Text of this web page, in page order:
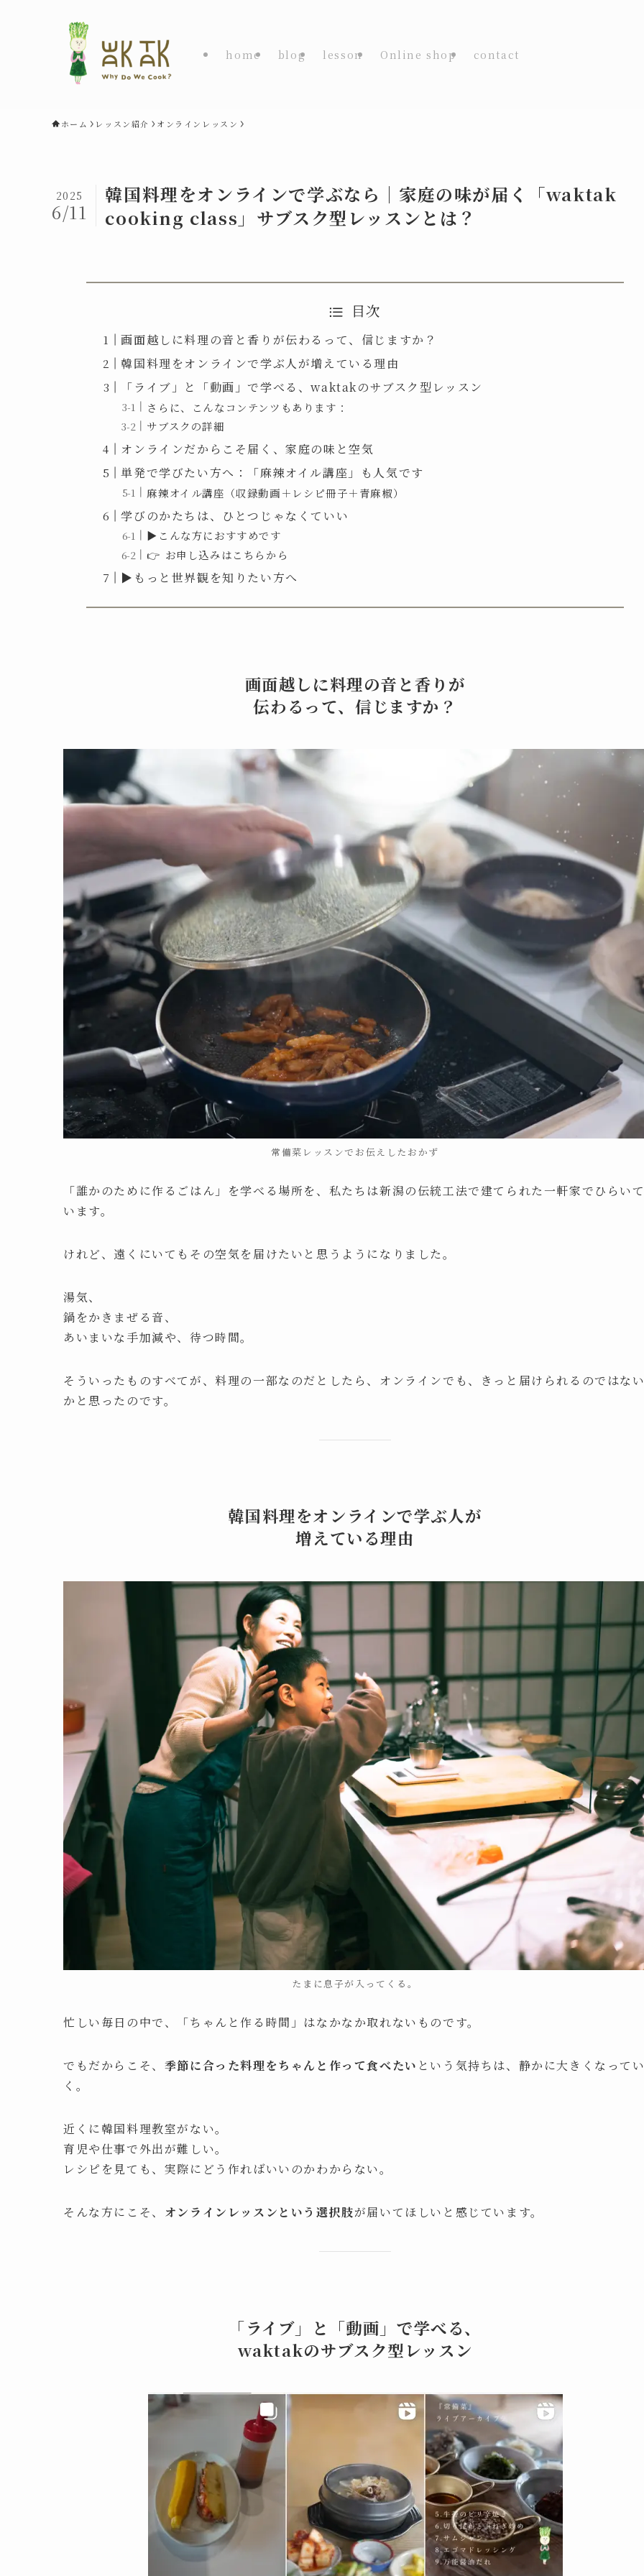
home blog lesson Online shop contact
ホーム レッスン紹介 オンラインレッスン
韓国料理をオンラインで学ぶなら｜家庭の味が届く「waktak
cooking class」サブスク型レッスンとは？
2025
6/11
目次
画面越しに料理の音と香りが伝わるって、信じますか？
韓国料理をオンラインで学ぶ人が増えている理由
「ライブ」と「動画」で学べる、waktakのサブスク型レッスン
さらに、こんなコンテンツもあります：
サブスクの詳細
オンラインだからこそ届く、家庭の味と空気
単発で学びたい方へ：「麻辣オイル講座」も人気です
麻辣オイル講座（収録動画＋レシピ冊子＋青麻椒）
学びのかたちは、ひとつじゃなくていい
▶︎こんな方におすすめです
👉 お申し込みはこちらから
▶︎もっと世界観を知りたい方へ
画面越しに料理の音と香りが
伝わるって、信じますか？
常備菜レッスンでお伝えしたおかず
「誰かのために作るごはん」を学べる場所を、私たちは新潟の伝統工法で建てられた一軒家でひらい
います。
けれど、遠くにいてもその空気を届けたいと思うようになりました。
湯気、
鍋をかきまぜる音、
あいまいな手加減や、待つ時間。
そういったものすべてが、料理の一部なのだとしたら、オンラインでも、きっと届けられるのではな
かと思ったのです。
韓国料理をオンラインで学ぶ人が
増えている理由
たまに息子が入ってくる。
忙しい毎日の中で、「ちゃんと作る時間」はなかなか取れないものです。
でもだからこそ、 季節に合った料理をちゃんと作って食べたい という気持ちは、静かに大きくなって
く。
近くに韓国料理教室がない。
育児や仕事で外出が難しい。
レシピを見ても、実際にどう作ればいいのかわからない。
そんな方にこそ、 オンラインレッスンという選択肢が届いてほしいと感じています。
「ライブ」と「動画」で学べる、
waktakのサブスク型レッスン